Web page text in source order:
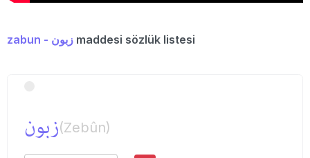
zabun - زبون maddesi sözlük listesi
زبون(Zebûn)